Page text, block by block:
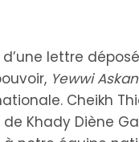
lettre
Yewwi
Cheikh
Khady Diène